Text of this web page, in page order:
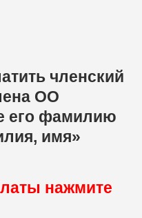
членский
ОО
его фамилию
имя»
нажмите